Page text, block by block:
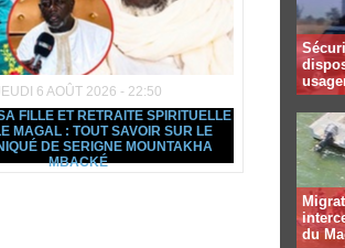
6 AOÛT 2026 - 22:50
FILLE ET RETRAITE SPIRITUELLE
MAGAL : TOUT SAVOIR SUR LE
DE SERIGNE MOUNTAKHA
MBACKÉ
du